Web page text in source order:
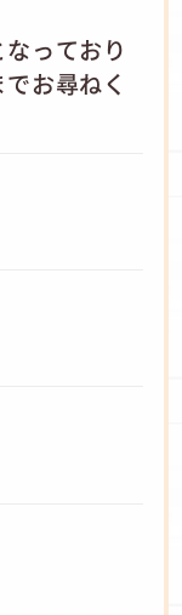
っており
お尋ねく